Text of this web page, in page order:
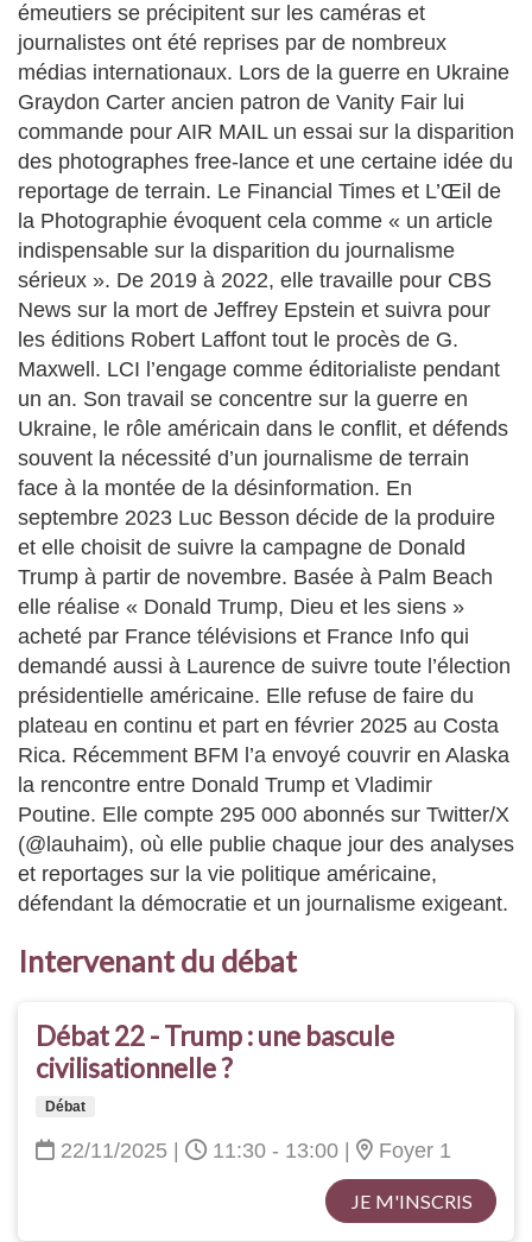
émeutiers se précipitent sur les caméras et
journalistes ont été reprises par de nombreux
médias internationaux. Lors de la guerre en Ukraine
Graydon Carter ancien patron de Vanity Fair lui
commande pour AIR MAIL un essai sur la disparition
des photographes free-lance et une certaine idée du
reportage de terrain. Le Financial Times et L’Œil de
la Photographie évoquent cela comme « un article
indispensable sur la disparition du journalisme
sérieux ». De 2019 à 2022, elle travaille pour CBS
News sur la mort de Jeffrey Epstein et suivra pour
les éditions Robert Laffont tout le procès de G.
Maxwell. LCI l’engage comme éditorialiste pendant
un an. Son travail se concentre sur la guerre en
Ukraine, le rôle américain dans le conflit, et défends
souvent la nécessité d’un journalisme de terrain
face à la montée de la désinformation. En
septembre 2023 Luc Besson décide de la produire
et elle choisit de suivre la campagne de Donald
Trump à partir de novembre. Basée à Palm Beach
elle réalise « Donald Trump, Dieu et les siens »
acheté par France télévisions et France Info qui
demandé aussi à Laurence de suivre toute l’élection
présidentielle américaine. Elle refuse de faire du
plateau en continu et part en février 2025 au Costa
Rica. Récemment BFM l’a envoyé couvrir en Alaska
la rencontre entre Donald Trump et Vladimir
Poutine. Elle compte 295 000 abonnés sur Twitter/X
(@lauhaim), où elle publie chaque jour des analyses
et reportages sur la vie politique américaine,
défendant la démocratie et un journalisme exigeant.
Intervenant du débat
Débat 22 - Trump : une bascule
civilisationnelle ?
Débat
22/11/2025 11:30 - 13:00 Foyer 1
JE M'INSCRIS